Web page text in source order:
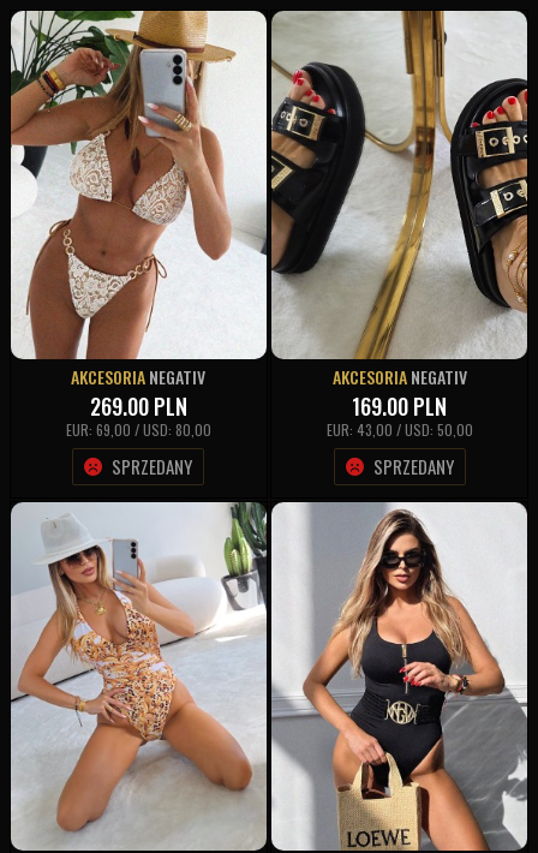
AKCESORIANEGATIV
269.00PLN
EUR: 69,00 / USD: 80,00
SPRZEDANY
AKCESORIANEGATIV
169.00PLN
EUR: 43,00 / USD: 50,00
SPRZEDANY